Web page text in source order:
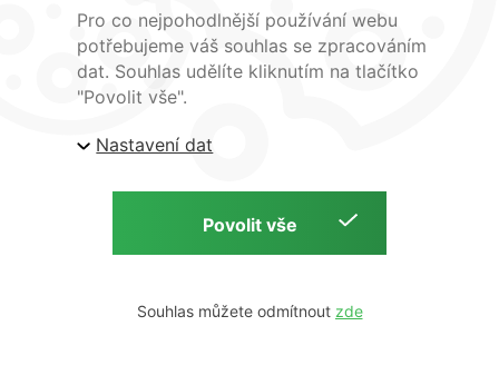
Pro co nejpohodlnější používání webu
potřebujeme váš souhlas se zpracováním
dat. Souhlas udělíte kliknutím na tlačítko
"Povolit vše".
Nastavení dat
Souhlas můžete odmítnout